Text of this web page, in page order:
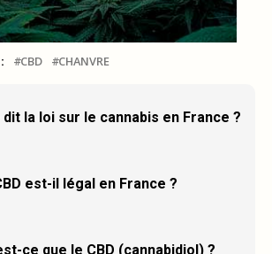
CBD CHANVRE
dit la loi sur le cannabis en France ?
est-il légal en France ?
ce que le CBD (cannabidiol) ?